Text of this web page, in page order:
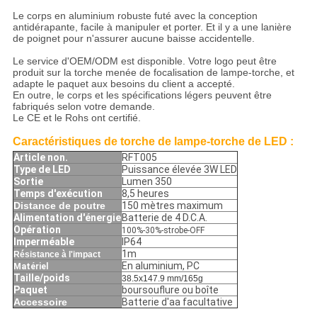
Le corps en aluminium robuste futé avec la conception
antidérapante, facile à manipuler et porter. Et il y a une lanière
de poignet pour n'assurer aucune baisse accidentelle.
Le service d'OEM/ODM est disponible. Votre logo peut être
produit sur la torche menée de focalisation de lampe-torche, et
adapte le paquet aux besoins du client a accepté.
En outre, le corps et les spécifications légers peuvent être
fabriqués selon votre demande.
Le CE et le Rohs ont certifié.
Caractéristiques de torche de lampe-torche de LED :
Article non.
RFT005
Type de LED
Puissance élevée 3W LED
Sortie
Lumen 350
Temps d'exécution
8,5 heures
Distance de poutre
150 mètres maximum
Alimentation d'énergieBatterie de 4 D.C.A.
Opération
100%-30%-strobe-OFF
Imperméable IP64
Résistance à l'impact 1m
Matériel
En aluminium, PC
Taille/poids
38.5x147.9 mm/165g
Paquet
boursouflure ou boîte
Accessoire
Batterie d'aa facultative